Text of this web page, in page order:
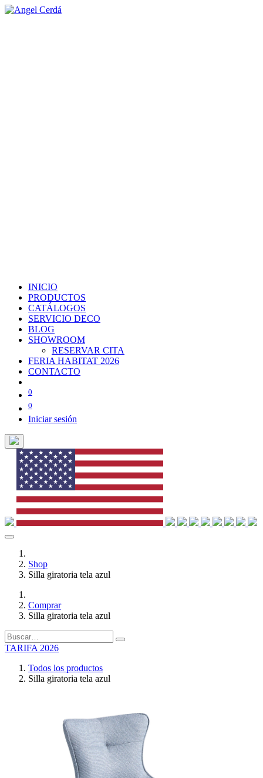
INICIO
PRODUCTOS
CATÁLOGOS
SERVICIO DECO
BLOG
SHOWROOM
RESERVAR CITA
FERIA HABITAT 2026
CONTACTO
0
0
Iniciar sesión
Shop
Silla giratoria tela azul
Comprar
Silla giratoria tela azul
TARIFA 2026
Todos los productos
Silla giratoria tela azul